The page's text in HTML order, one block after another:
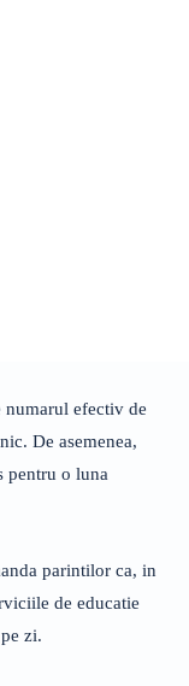
efectiv de
De asemenea,
pentru o luna
parintilor ca, in
de educatie
zi.